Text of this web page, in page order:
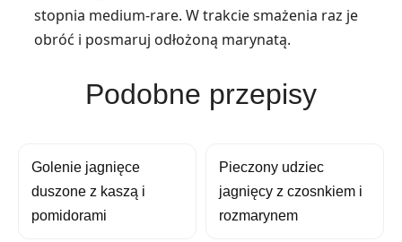
stopnia medium-rare. W trakcie smażenia raz je
obróć i posmaruj odłożoną marynatą.
Podobne przepisy
Golenie jagnięce
duszone z kaszą i
pomidorami
Pieczony udziec
jagnięcy z czosnkiem i
rozmarynem